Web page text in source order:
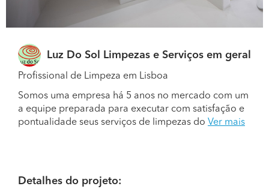
Luz Do Sol Limpezas e Serviços em geral
Profissional de Limpeza em Lisboa
Somos uma empresa há 5 anos no mercado com um
a equipe preparada para executar com satisfação e
pontualidade seus serviços de limpezas do Ver mais
Detalhes do projeto: